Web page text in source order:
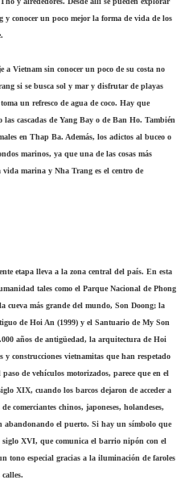
y conocer un poco mejor la forma de vida de los
a Vietnam sin conocer un poco de su costa no
si se busca sol y mar y disfrutar de playas
un refresco de agua de coco. Hay que
cascadas de Yang Bay o de Ban Ho. También
en Thap Ba. Además, los adictos al buceo o
marinos, ya que una de las cosas más
vida marina y Nha Trang es el centro de
etapa lleva a la zona central del país. En esta
tales como el Parque Nacional de Phong
cueva más grande del mundo, Son Doong; la
de Hoi An (1999) y el Santuario de My Son
años de antigüedad, la arquitectura de Hoi
y construcciones vietnamitas que han respetado
de vehículos motorizados, parece que en el
XIX, cuando los barcos dejaron de acceder a
comerciantes chinos, japoneses, holandeses,
abandonando el puerto. Si hay un símbolo que
siglo XVI, que comunica el barrio nipón con el
tono especial gracias a la iluminación de faroles